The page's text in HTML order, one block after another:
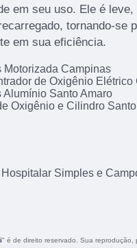
em seu uso. Ele é
tornando-se
em sua eficiência.
Campinas
de Oxigênio Elétrico
Santo Amaro
Oxigênio e Cilindro
Simples e
" é de direito reservado. Sua reprodução,